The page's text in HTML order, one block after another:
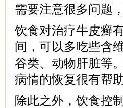
需要注意很多问题
饮食对治疗牛皮癣
间，可以多吃些含
谷类、动物肝脏等
病情的恢复很有帮助
除此之外，饮食控